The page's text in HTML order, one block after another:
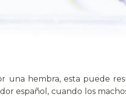
una hembra, esta puede
español, cuando los